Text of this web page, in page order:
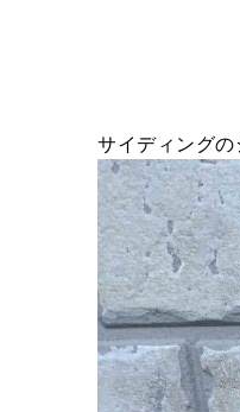
サイディング